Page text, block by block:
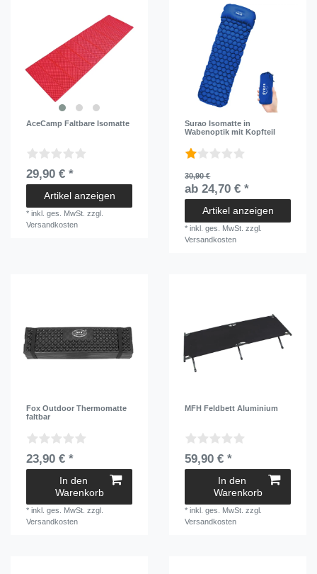
AceCamp Faltbare Isomatte
29,90 € *
Artikel anzeigen
*inkl. ges. MwSt. zzgl.
Versandkosten
Surao Isomatte in
Wabenoptik mit Kopfteil
30,90 €
ab 24,70 € *
Artikel anzeigen
*inkl. ges. MwSt. zzgl.
Versandkosten
Fox Outdoor Thermomatte
faltbar
23,90 € *
In den
Warenkorb
*inkl. ges. MwSt. zzgl.
Versandkosten
MFH Feldbett Aluminium
59,90 € *
In den
Warenkorb
*inkl. ges. MwSt. zzgl.
Versandkosten